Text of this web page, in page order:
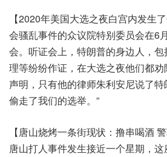
【2020年美国大选之夜白宫内发生
会骚乱事件的众议院特别委员会在6
会。听证会上，特朗普的身边人，
理等纷纷作证，在大选之夜他们都
声明，只有他的律师朱利安尼说了特
偷走了我们的选举。”
【唐山烧烤一条街现状：撸串喝酒
唐山打人事件发生接近一个星期，